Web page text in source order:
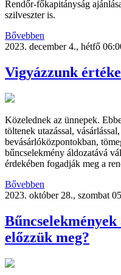
Rendőr-főkapitányság
szilveszter is.
Bővebben
2023. december 4., hétfő
Vigyázzunk
Közelednek az ünnepek.
töltenek utazással,
bevásárlóközpontokban,
bűncselekmény áldozatává
érdekében fogadják meg a
Bővebben
2023. október 28., szombat
előzzük meg?